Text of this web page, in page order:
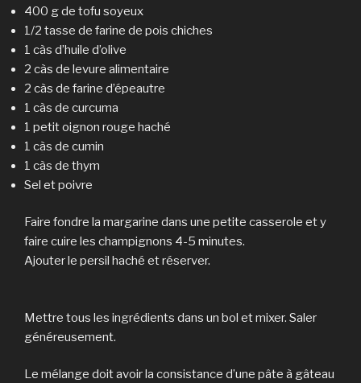
400 g de tofu soyeux
1/2 tasse de farine de pois chiches
1 càs d’huile d’olive
2 càs de levure alimentaire
2 càs de farine d’épeautre
1 càs de curcuma
1 petit oignon rouge haché
1 càs de cumin
1 càs de thym
Sel et poivre
Faire fondre la margarine dans une petite casserole et y
faire cuire les champignons 4-5 minutes.
Ajouter le persil haché et réserver.
Mettre tous les ingrédients dans un bol et mixer. Saler
généreusement.
Le mélange doit avoir la consistance d’une pâte à gâteau